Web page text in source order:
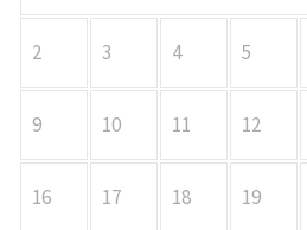
2 3 4 5
9 10 11 12
16 17 18 19